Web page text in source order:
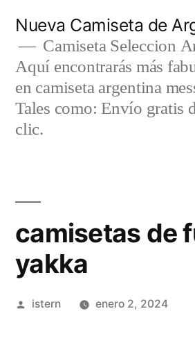
contenido
Nueva Camiseta de
Camiseta Seleccion
Aquí encontrarás más
en camiseta argentina
Tales como: Envío gratis
clic.
camisetas de
yakka
Publicado
istern enero 2, 2024